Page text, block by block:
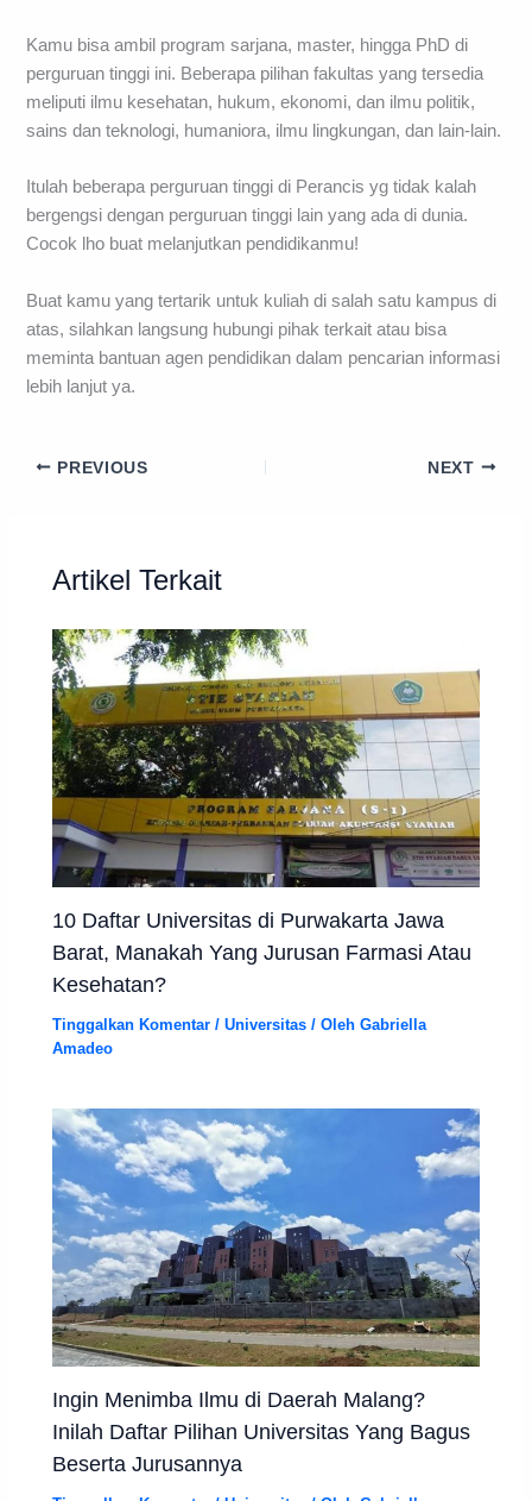
Kamu bisa ambil program sarjana, master, hingga PhD di
perguruan tinggi ini. Beberapa pilihan fakultas yang tersedia
meliputi ilmu kesehatan, hukum, ekonomi, dan ilmu politik,
sains dan teknologi, humaniora, ilmu lingkungan, dan lain-lain.
Itulah beberapa perguruan tinggi di Perancis yg tidak kalah
bergengsi dengan perguruan tinggi lain yang ada di dunia.
Cocok lho buat melanjutkan pendidikanmu!
Buat kamu yang tertarik untuk kuliah di salah satu kampus di
atas, silahkan langsung hubungi pihak terkait atau bisa
meminta bantuan agen pendidikan dalam pencarian informasi
lebih lanjut ya.
PREVIOUS NEXT
Artikel Terkait
10 Daftar Universitas di Purwakarta Jawa
Barat, Manakah Yang Jurusan Farmasi Atau
Kesehatan?
Tinggalkan Komentar /Universitas / OlehGabriella
Amadeo
Ingin Menimba Ilmu di Daerah Malang?
Inilah Daftar Pilihan Universitas Yang Bagus
Beserta Jurusannya